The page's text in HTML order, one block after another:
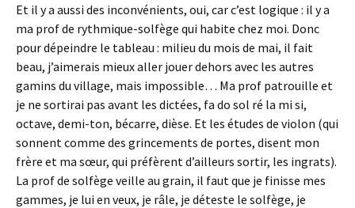
Et il y a aussi des inconvénients, oui, car c’est logique : il y a
ma prof de rythmique-solfège qui habite chez moi. Donc
pour dépeindre le tableau : milieu du mois de mai, il fait
beau, j’aimerais mieux aller jouer dehors avec les autres
gamins du village, mais impossible… Ma prof patrouille et
je ne sortirai pas avant les dictées, fa do sol ré la mi si,
octave, demi-ton, bécarre, dièse. Et les études de violon (qui
sonnent comme des grincements de portes, disent mon
frère et ma sœur, qui préfèrent d’ailleurs sortir, les ingrats).
La prof de solfège veille au grain, il faut que je finisse mes
gammes, je lui en veux, je râle, je déteste le solfège, je